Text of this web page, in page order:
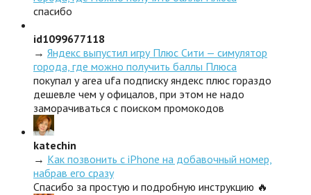
спасибо
id1099677118
→ Яндекс выпустил игру Плюс Сити — симулятор
города, где можно получить баллы Плюса
покупал у area ufa подписку яндекс плюс гораздо
дешевле чем у офицалов, при этом не надо
заморачиваться с поиском промокодов
katechin
→ Как позвонить с iPhone на добавочный номер,
набрав его сразу
Спасибо за простую и подробную инструкцию 🔥